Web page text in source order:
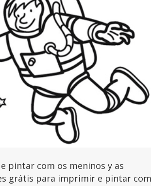
pintar com os meninos y as
grátis para imprimir e pintar com